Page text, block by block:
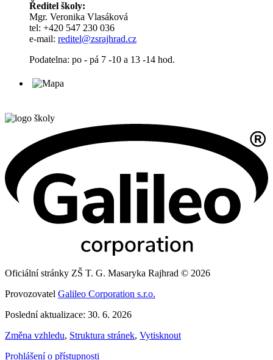
Ředitel školy:
Mgr. Veronika Vlasáková
tel: +420 547 230 036
e-mail: reditel@zsrajhrad.cz
Podatelna: po - pá 7 -10 a 13 -14 hod.
Oficiální stránky ZŠ T. G. Masaryka Rajhrad © 2026
Provozovatel Galileo Corporation s.r.o.
Poslední aktualizace: 30. 6. 2026
Změna vzhledu, Struktura stránek, Vytisknout
Prohlášení o přístupnosti